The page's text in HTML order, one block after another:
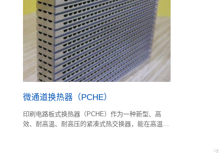
微通道换热器（PCHE）
印刷电路板式换热器（PCHE）作为一种新型、高
效、耐高温、耐高压的紧凑式热交换器，能在高温高